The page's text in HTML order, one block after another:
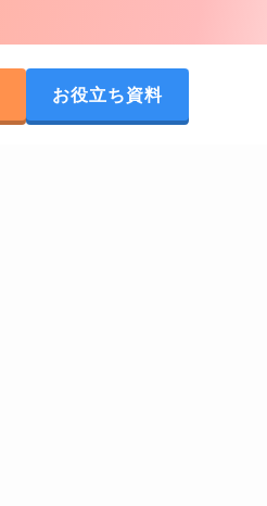
お役立ち資料